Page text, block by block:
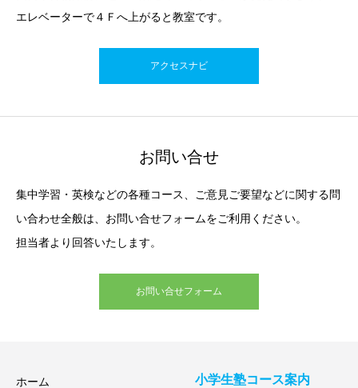
エレベーターで４Ｆへ上がると教室です。
アクセスナビ
お問い合せ
集中学習・英検などの各種コース、ご意見ご要望などに関する問
い合わせ全般は、お問い合せフォームをご利用ください。
担当者より回答いたします。
お問い合せフォーム
ホーム 小学生塾コース案内